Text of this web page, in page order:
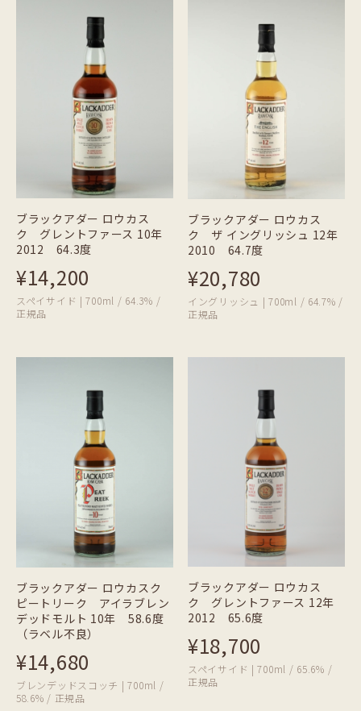
ブラックアダー ロウカス
ク グレントファース 10年
2012 64.3度
¥14,200
スペイサイド | 700ml / 64.3% /
正規品
ブラックアダー ロウカス
ク ザ イングリッシュ 12年
2010 64.7度
¥20,780
イングリッシュ | 700ml / 64.7% /
正規品
ブラックアダー ロウカスク
ピートリーク アイラブレン
デッドモルト 10年 58.6度
（ラベル不良）
¥14,680
ブレンデッドスコッチ | 700ml /
58.6% / 正規品
ブラックアダー ロウカス
ク グレントファース 12年
2012 65.6度
¥18,700
スペイサイド | 700ml / 65.6% /
正規品